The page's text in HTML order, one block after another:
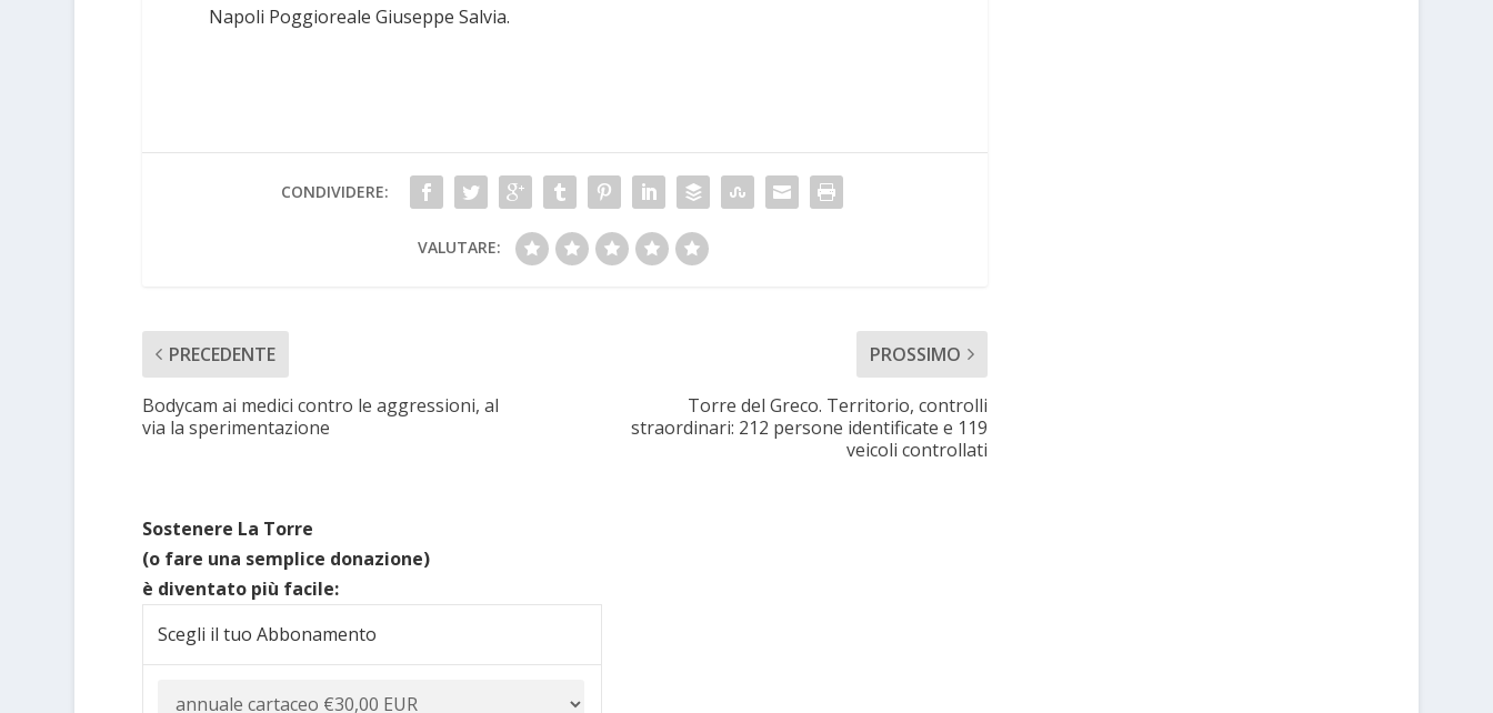
Napoli Poggioreale Giuseppe Salvia.
CONDIVIDERE:
VALUTARE:
PRECEDENTE
Bodycam ai medici contro le aggressioni, al
via la sperimentazione
PROSSIMO
Torre del Greco. Territorio, controlli
straordinari: 212 persone identificate e 119
veicoli controllati
Sostenere La Torre
(o fare una semplice donazione)
è diventato più facile:
Scegli il tuo Abbonamento